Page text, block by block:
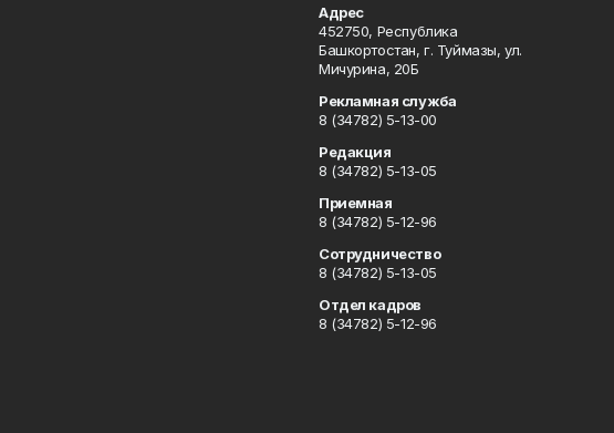
Адрес
452750, Республика
Башкортостан, г. Туймазы, ул.
Мичурина, 20Б
Рекламная служба
8 (34782) 5-13-00
Редакция
8 (34782) 5-13-05
Приемная
8 (34782) 5-12-96
Сотрудничество
8 (34782) 5-13-05
Отдел кадров
8 (34782) 5-12-96